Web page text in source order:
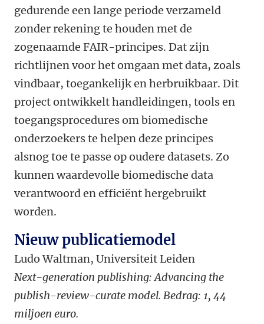
gedurende een lange periode verzameld
zonder rekening te houden met de
zogenaamde FAIR-principes. Dat zijn
richtlijnen voor het omgaan met data, zoals
vindbaar, toegankelijk en herbruikbaar. Dit
project ontwikkelt handleidingen, tools en
toegangsprocedures om biomedische
onderzoekers te helpen deze principes
alsnog toe te passe op oudere datasets. Zo
kunnen waardevolle biomedische data
verantwoord en efficiënt hergebruikt
worden.
Nieuw publicatiemodel
Ludo Waltman, Universiteit Leiden
Next-generation publishing: Advancing the
publish-review-curate model. Bedrag: 1, 44
miljoen euro.